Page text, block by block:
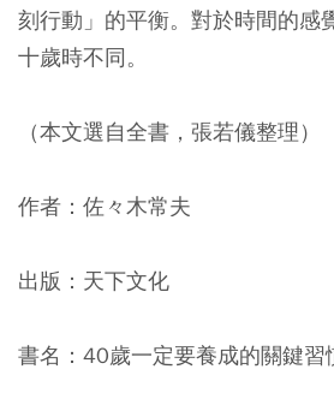
刻行動」的平衡。對於時間的感
十歲時不同。
（本文選自全書，張若儀整理）
作者：佐々木常夫
出版：天下文化
書名：40歲一定要養成的關鍵習